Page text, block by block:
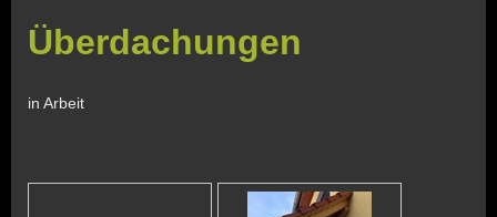
Überdachungen
in Arbeit